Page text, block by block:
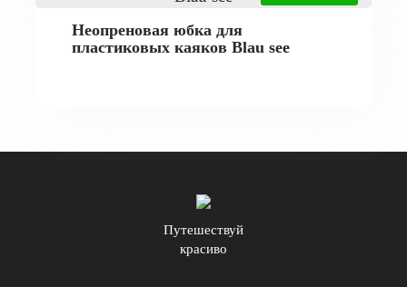
Неопреновая юбка для
пластиковых каяков Blau see
Путешествуй
красиво